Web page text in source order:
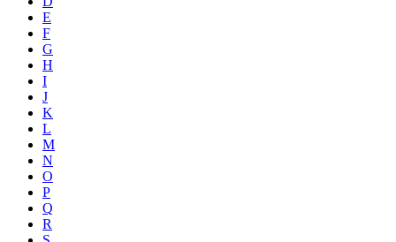
E
F
G
H
I
J
K
L
M
N
O
P
Q
R